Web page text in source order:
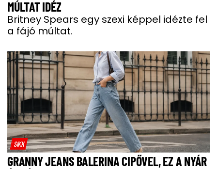
MÚLTAT IDÉZ
Britney Spears egy szexi képpel idézte fel
a fájó múltat.
SIKK
GRANNY JEANS BALERINA CIPŐVEL, EZ A NYÁR